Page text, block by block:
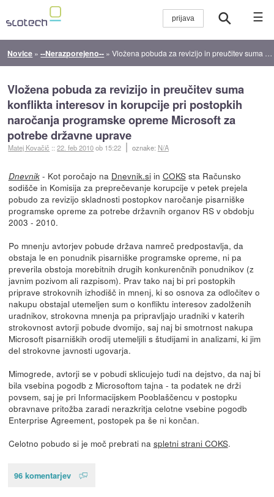
☰
Novice »--Nerazporejeno-- »Vložena pobuda za revizijo in preučitev suma konflikta interesov in korupcije pri postopkih naročanja programske opreme Microsoft za potrebe državne uprave
Vložena pobuda za revizijo in preučitev suma
konflikta interesov in korupcije pri postopkih
naročanja programske opreme Microsoft za
potrebe državne uprave
Matej Kovačič ::22. feb 2010ob 15:22 oznake: N/A
Dnevnik- Kot poročajo na Dnevnik.siin COKSsta Računsko
sodišče in Komisija za preprečevanje korupcije v petek prejela
pobudo za revizijo skladnosti postopkov naročanje pisarniške
programske opreme za potrebe državnih organov RS v obdobju
2003 - 2010.
Po mnenju avtorjev pobude država namreč predpostavlja, da
obstaja le en ponudnik pisarniške programske opreme, ni pa
preverila obstoja morebitnih drugih konkurenčnih ponudnikov (z
javnim pozivom ali razpisom). Prav tako naj bi pri postopkih
priprave strokovnih izhodišč in mnenj, ki so osnova za odločitev o
nakupu obstajal utemeljen sum o konfliktu interesov zadolženih
uradnikov, strokovna mnenja pa pripravljajo uradniki v katerih
strokovnost avtorji pobude dvomijo, saj naj bi smotrnost nakupa
Microsoft pisarniških orodij utemeljili s študijami in analizami, ki jim
del strokovne javnosti ugovarja.
Mimogrede, avtorji se v pobudi sklicujejo tudi na dejstvo, da naj bi
bila vsebina pogodb z Microsoftom tajna - ta podatek ne drži
povsem, saj je pri Informacijskem Pooblaščencu v postopku
obravnave pritožba zaradi nerazkritja celotne vsebine pogodb
Enterprise Agreement, postopek pa še ni končan.
Celotno pobudo si je moč prebrati na spletni strani COKS.
96 komentarjev